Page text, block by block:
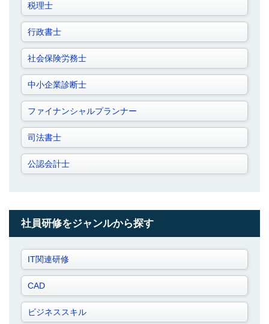
税理士
行政書士
社会保険労務士
中小企業診断士
ファイナンシャルプランナー
司法書士
公認会計士
社員研修をジャンルから探す
IT関連研修
CAD
ビジネススキル